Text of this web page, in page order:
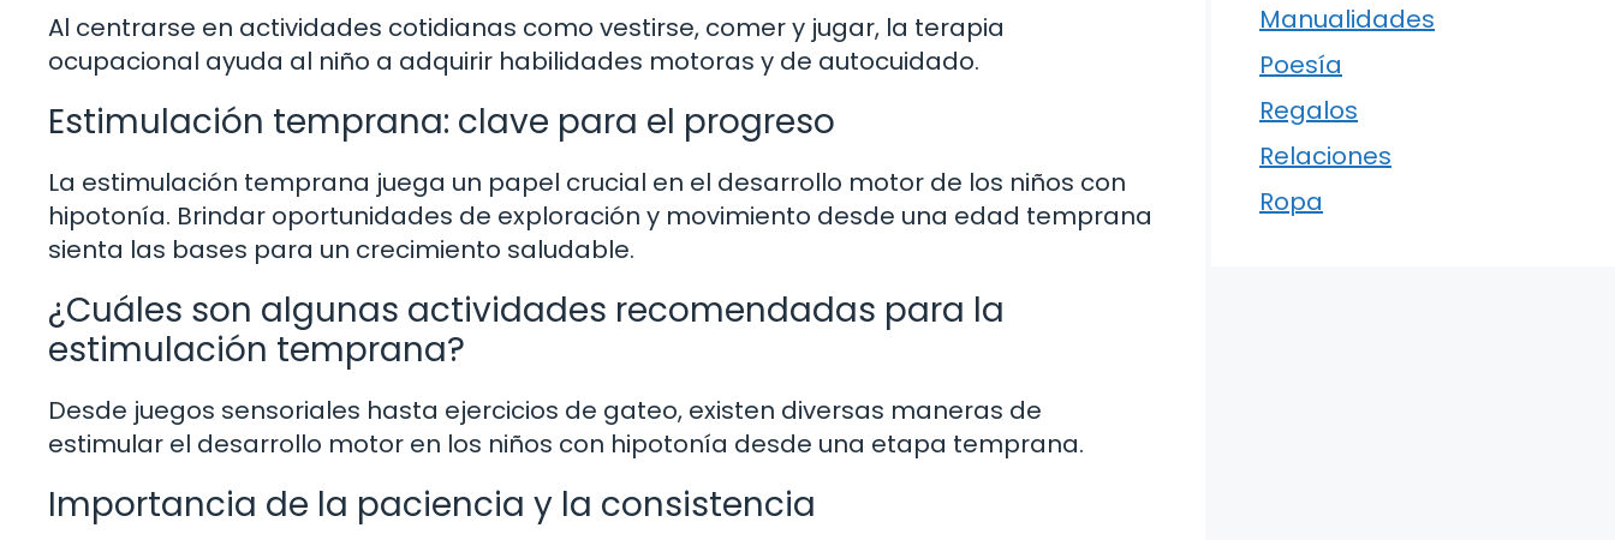
Al centrarse en actividades cotidianas como vestirse, comer y jugar, la terapia
ocupacional ayuda al niño a adquirir habilidades motoras y de autocuidado.
Estimulación temprana: clave para el progreso
La estimulación temprana juega un papel crucial en el desarrollo motor de los niños con
hipotonía. Brindar oportunidades de exploración y movimiento desde una edad temprana
sienta las bases para un crecimiento saludable.
¿Cuáles son algunas actividades recomendadas para la
estimulación temprana?
Desde juegos sensoriales hasta ejercicios de gateo, existen diversas maneras de
estimular el desarrollo motor en los niños con hipotonía desde una etapa temprana.
Importancia de la paciencia y la consistencia
Manualidades
Poesía
Regalos
Relaciones
Ropa